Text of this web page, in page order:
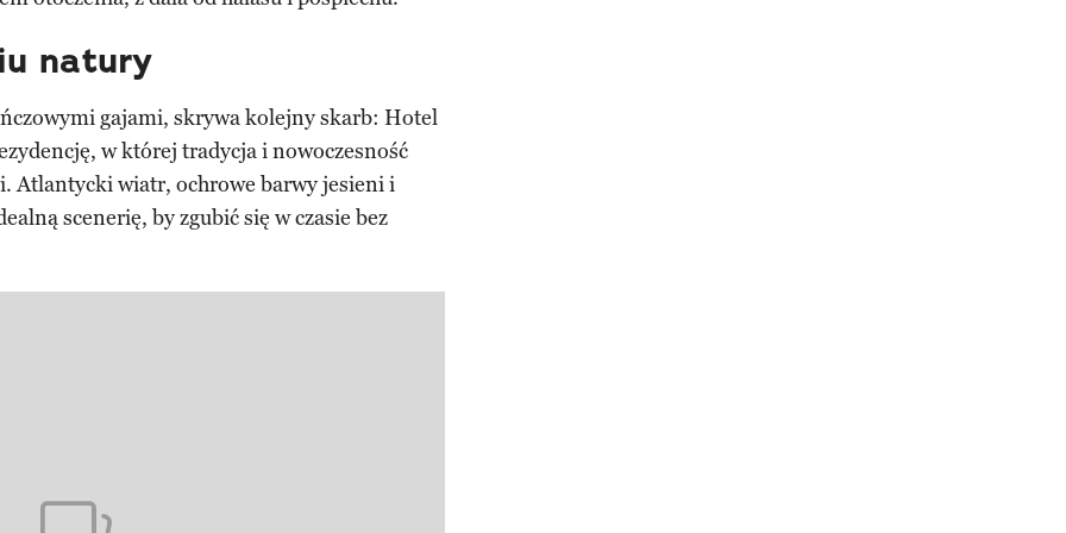
natury
gajami, skrywa kolejny skarb: Hotel
w której tradycja i nowoczesność
Atlantycki wiatr, ochrowe barwy jesieni i
scenerię, by zgubić się w czasie bez